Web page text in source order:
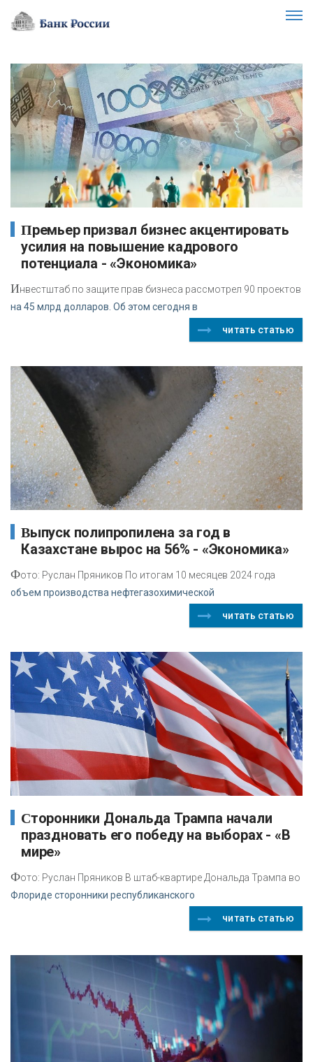
Премьер призвал бизнес акцентировать
усилия на повышение кадрового
потенциала - «Экономика»
Инвестштаб по защите прав бизнеса рассмотрел 90 проектов
на 45 млрд долларов. Об этом сегодня в
читать статью
Выпуск полипропилена за год в
Казахстане вырос на 56% - «Экономика»
Фото: Руслан Пряников По итогам 10 месяцев 2024 года
объем производства нефтегазохимической
читать статью
Сторонники Дональда Трампа начали
праздновать его победу на выборах - «В
мире»
Фото: Руслан Пряников В штаб-квартире Дональда Трампа во
Флориде сторонники республиканского
читать статью